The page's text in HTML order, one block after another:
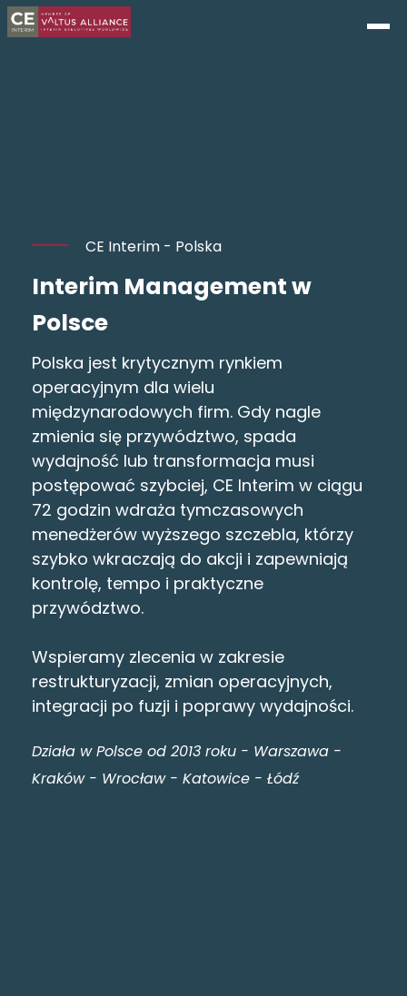
CE Interim - Polska
Interim Management w
Polsce
Polska jest krytycznym rynkiem
operacyjnym dla wielu
międzynarodowych firm. Gdy nagle
zmienia się przywództwo, spada
wydajność lub transformacja musi
postępować szybciej, CE Interim w ciągu
72 godzin wdraża tymczasowych
menedżerów wyższego szczebla, którzy
szybko wkraczają do akcji i zapewniają
kontrolę, tempo i praktyczne
przywództwo.
Wspieramy zlecenia w zakresie
restrukturyzacji, zmian operacyjnych,
integracji po fuzji i poprawy wydajności.
Działa w Polsce od 2013 roku - Warszawa -
Kraków - Wrocław - Katowice - Łódź